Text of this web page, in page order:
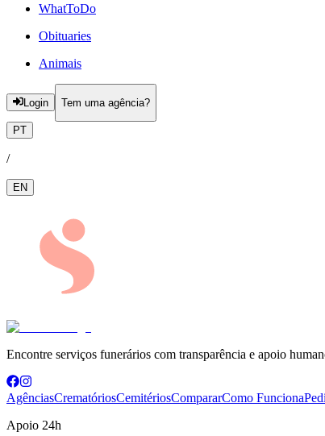
WhatToDo
Obituaries
Animais
Login Tem uma agência?
PT
/
EN
Encontre serviços funerários com transparência e apoio
AgênciasCrematóriosCemitériosCompararComo Funciona
Apoio 24h